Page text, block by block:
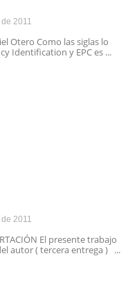
2011
Otero Como las siglas lo
Identification y EPC es ...
2011
El presente trabajo
autor ( tercera entrega ) ...